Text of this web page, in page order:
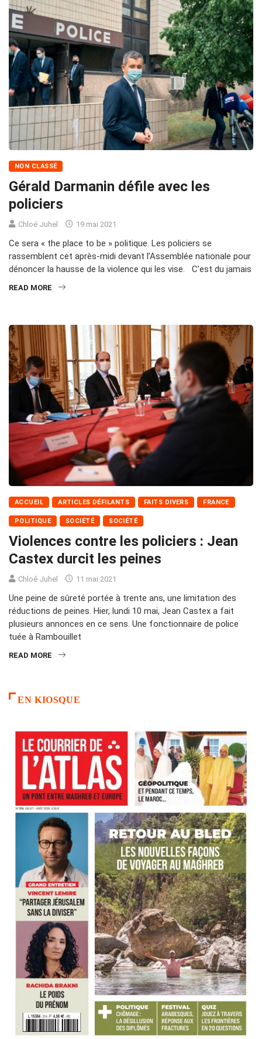
NON CLASSÉ
Gérald Darmanin défile avec les
policiers
Chloé Juhel 19 mai 2021
Ce sera « the place to be » politique. Les policiers se
rassemblent cet après-midi devant l’Assemblée nationale pour
dénoncer la hausse de la violence qui les vise. C’est du jamais
READ MORE
ACCUEIL ARTICLES DÉFILANTS FAITS DIVERS FRANCE
POLITIQUE SOCIÉTÉ SOCIÉTÉ
Violences contre les policiers : Jean
Castex durcit les peines
Chloé Juhel 11 mai 2021
Une peine de sûreté portée à trente ans, une limitation des
réductions de peines. Hier, lundi 10 mai, Jean Castex a fait
plusieurs annonces en ce sens. Une fonctionnaire de police
tuée à Rambouillet
READ MORE
EN KIOSQUE